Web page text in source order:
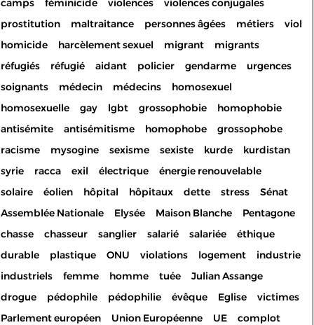
camps
féminicide violences
violences conjugales
prostitution
maltraitance personnes âgées métiers
viol
homicide
harcèlement sexuel migrant
migrants
réfugiés
réfugié aidant policier gendarme
urgences
soignants
médecin médecins
homosexuel
homosexuelle
gay lgbt grossophobie
homophobie
antisémite
antisémitisme homophobe
grossophobe
racisme
mysogine sexisme sexiste kurde
kurdistan
syrie
racca exil électrique
énergie renouvelable
solaire
éolien hôpital hôpitaux dette stress
Sénat
Assemblée Nationale
Elysée Maison Blanche
Pentagone
chasse
chasseur sanglier salarié salariée
éthique
durable
plastique ONU violations logement
industrie
industriels
femme homme tuée
Julian Assange
drogue
pédophile pédophilie évêque Eglise
victimes
Parlement européen
Union Européenne UE
complot